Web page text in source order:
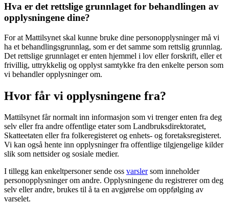
Hva er det rettslige grunnlaget for behandlingen av
opplysningene dine?
For at Mattilsynet skal kunne bruke dine personopplysninger må vi
ha et behandlingsgrunnlag, som er det samme som rettslig grunnlag.
Det rettslige grunnlaget er enten hjemmel i lov eller forskrift, eller et
frivillig, uttrykkelig og opplyst samtykke fra den enkelte person som
vi behandler opplysninger om.
Hvor får vi opplysningene fra?
Mattilsynet får normalt inn informasjon som vi trenger enten fra deg
selv eller fra andre offentlige etater som Landbruksdirektoratet,
Skatteetaten eller fra folkeregisteret og enhets- og foretaksregisteret.
Vi kan også hente inn opplysninger fra offentlige tilgjengelige kilder
slik som nettsider og sosiale medier.
I tillegg kan enkeltpersoner sende oss varslersom inneholder
personopplysninger om andre. Opplysningene du registrerer om deg
selv eller andre, brukes til å ta en avgjørelse om oppfølging av
varselet.